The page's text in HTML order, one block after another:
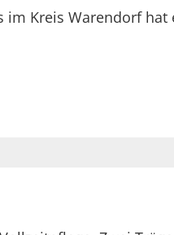
Kreis Warendorf